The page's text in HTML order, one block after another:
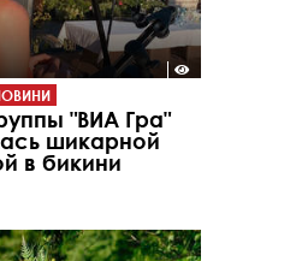
"ВИА Гра"
шикарной
в бикини